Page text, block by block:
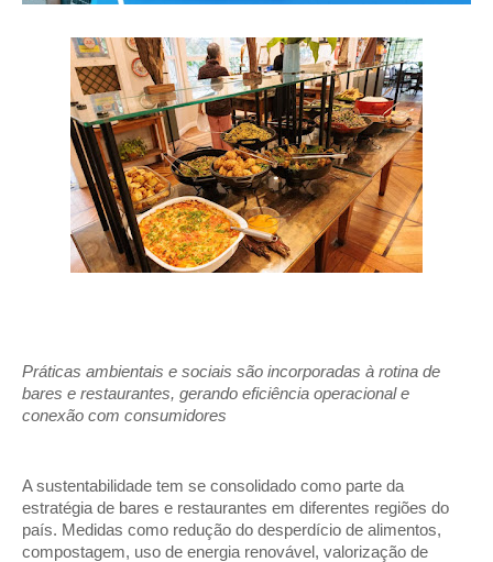
Práticas ambientais e sociais são incorporadas à rotina de
bares e restaurantes, gerando eficiência operacional e
conexão com consumidores
A sustentabilidade tem se consolidado como parte da
estratégia de bares e restaurantes em diferentes regiões do
país. Medidas como redução do desperdício de alimentos,
compostagem, uso de energia renovável, valorização de